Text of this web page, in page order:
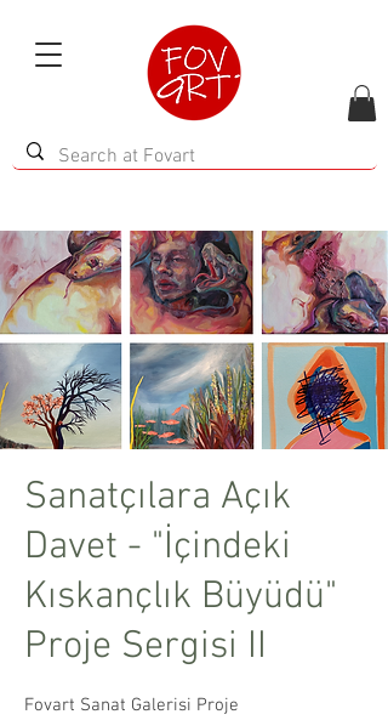
Sanatçılara Açık
Davet - "İçindeki
Kıskançlık Büyüdü"
Proje Sergisi II
Fovart Sanat Galerisi Proje